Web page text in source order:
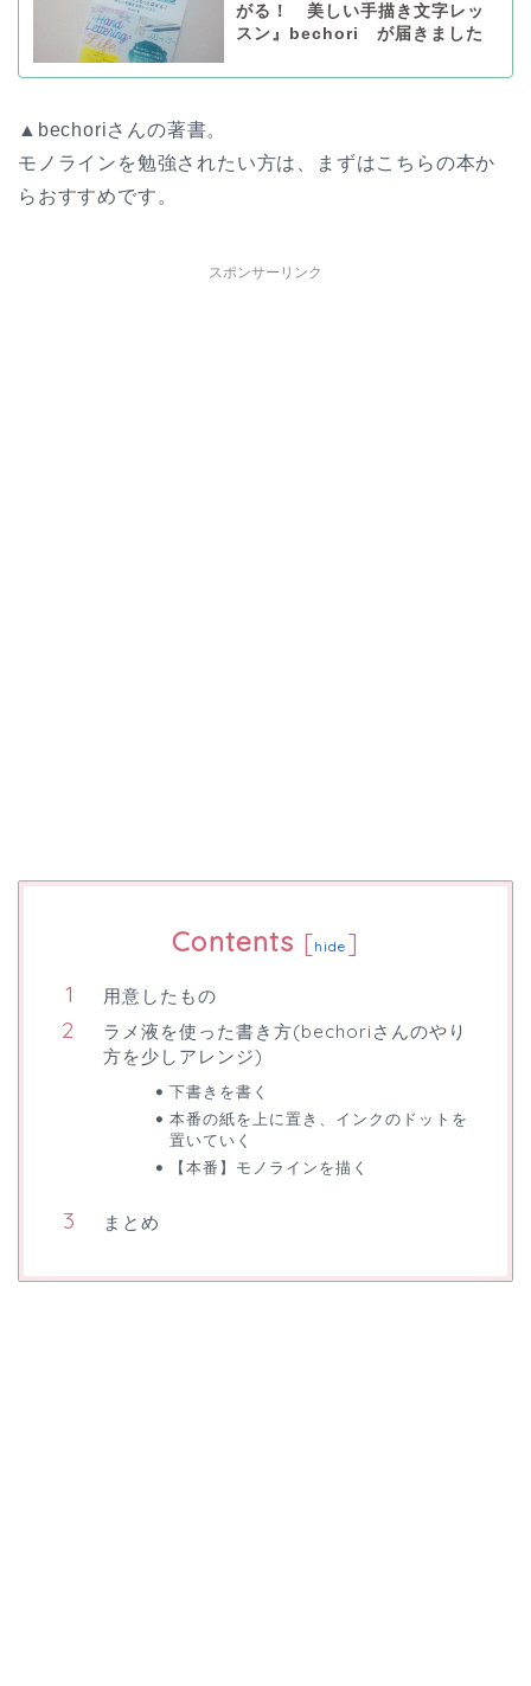
がる！ 美しい手描き文字レッ
スン』bechori が届きました
▲bechoriさんの著書。
モノラインを勉強されたい方は、まずはこちらの本か
らおすすめです。
スポンサーリンク
Contents [hide ]
用意したもの
ラメ液を使った書き方(bechoriさんのやり
方を少しアレンジ)
下書きを書く
本番の紙を上に置き、インクのドットを
置いていく
【本番】モノラインを描く
まとめ